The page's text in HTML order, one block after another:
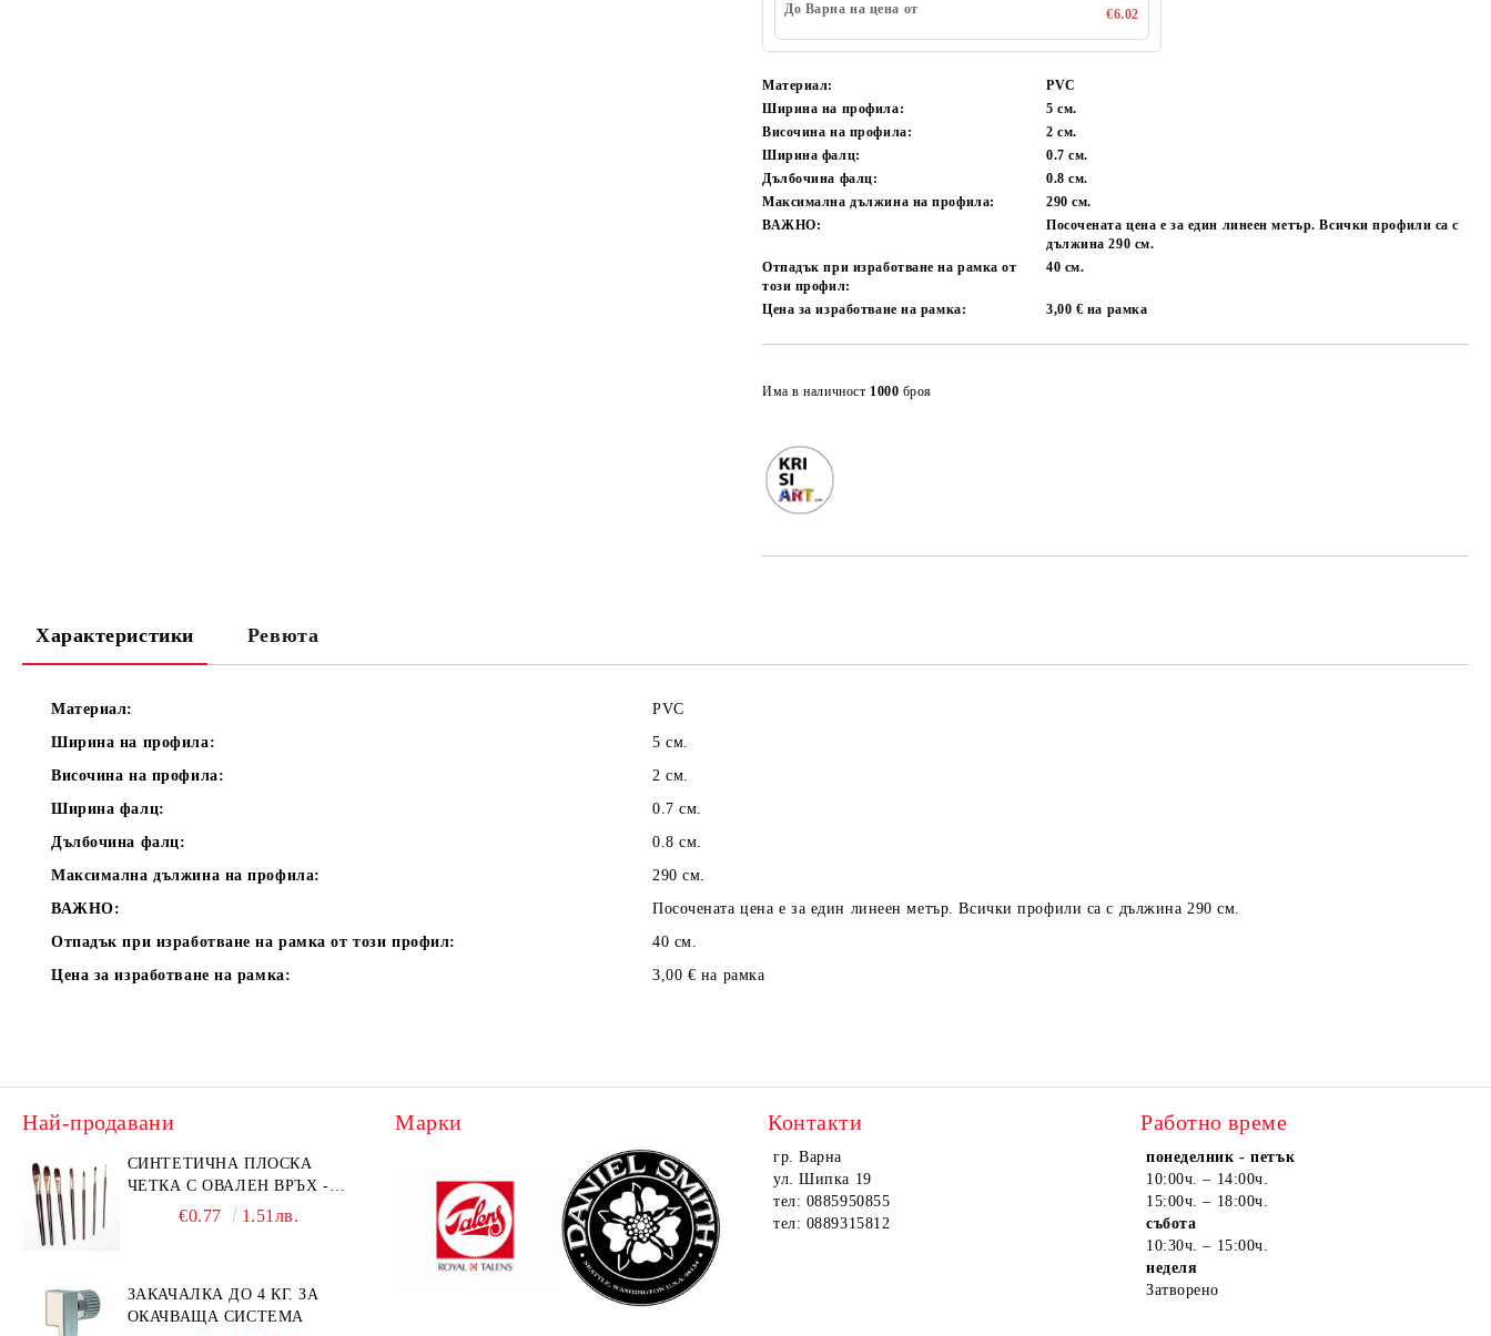
До Варна на цена от
€6.02
Материал:
PVC
Ширина на профила:
5 см.
Височина на профила:
2 см.
Ширина фалц:
0.7 см.
Дълбочина фалц:
0.8 см.
Максимална дължина на профила:
290 см.
ВАЖНО:
Посочената цена е за един линеен метър. Всички профили са с
дължина 290 см.
Отпадък при изработване на рамка от
този профил:
40 см.
Цена за изработване на рамка: 3,00 € на рамка
Има в наличност 1000 броя
Характеристики Ревюта
Материал:
PVC
Ширина на профила:
5 см.
Височина на профила:
2 см.
Ширина фалц:
0.7 см.
Дълбочина фалц:
0.8 см.
Максимална дължина на профила:
290 см.
ВАЖНО:
Посочената цена е за един линеен метър. Всички профили са с дължина 290 см.
Отпадък при изработване на рамка от този профил:
40 см.
Цена за изработване на рамка:
3,00 € на рамка
Най-продавани
СИНТЕТИЧНА ПЛОСКА
ЧЕТКА С ОВАЛЕН ВРЪХ -
GIOCONDA 273 - №1/8
€0.77 1.51лв.
ЗАКАЧАЛКА ДО 4 КГ. ЗА
ОКАЧВАЩА СИСТЕМА
Марки Контакти
гр. Варна
ул. Шипка 19
тел: 0885950855
тел: 0889315812
Работно време
понеделник - петък
10:00ч. – 14:00ч.
15:00ч. – 18:00ч.
събота
10:30ч. – 15:00ч.
неделя
Затворено